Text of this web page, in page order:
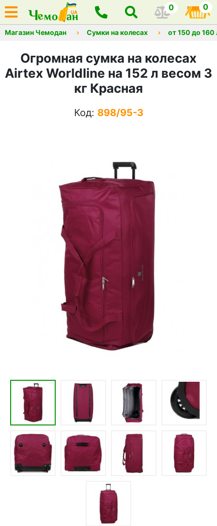
0 0
Магазин Чемодан Сумки на колесах от 150 до 160
Огромная сумка на колесах
Airtex Worldline на 152 л весом 3
кг Красная
Код: 898/95-3